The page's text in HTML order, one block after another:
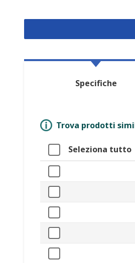
Specifiche
Trova prodotti
Seleziona tutto